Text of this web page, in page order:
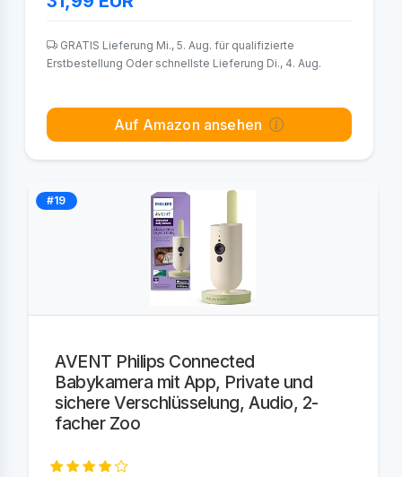
GRATIS Lieferung Mi., 5. Aug. für qualifizierte
Erstbestellung Oder schnellste Lieferung Di., 4. Aug.
Auf Amazon ansehen
#19
AVENT Philips Connected
Babykamera mit App, Private und
sichere Verschlüsselung, Audio, 2-
facher Zoo